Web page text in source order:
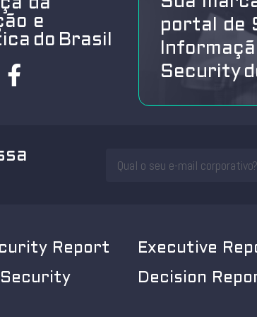
da
e
do Brasil
portal de
Security
Report
Security
Executive
Decision